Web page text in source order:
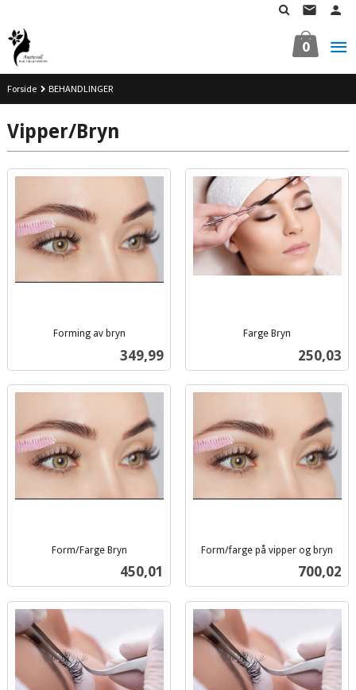
innholdet
0
Forside BEHANDLINGER
Vipper/Bryn
Forming av bryn
Pris
349,99
Farge Bryn
Pris
250,03
Form/Farge Bryn
Pris
450,01
Form/farge på vipper og bryn
Pris
700,02